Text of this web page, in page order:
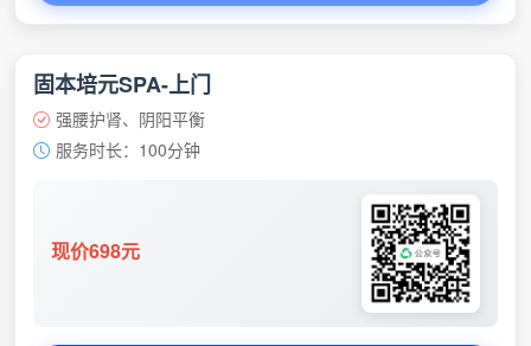
固本培元SPA-上门
强腰护肾、阴阳平衡
服务时长：100分钟
现价698元